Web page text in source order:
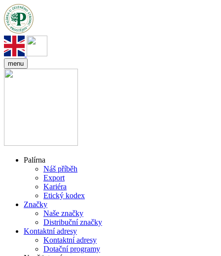
menu
Palírna
Náš příběh
Export
Kariéra
Etický kodex
Značky
Naše značky
Distribuční značky
Kontaktní adresy
Kontaktní adresy
Dotační programy